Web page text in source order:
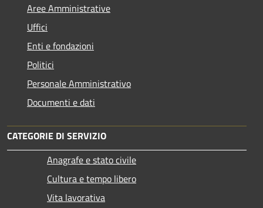
Aree Amministrative
Uffici
Enti e fondazioni
Politici
Personale Amministrativo
Documenti e dati
CATEGORIE DI SERVIZIO
Anagrafe e stato civile
Cultura e tempo libero
Vita lavorativa